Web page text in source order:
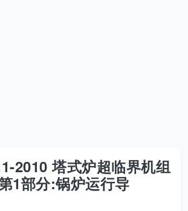
2010 塔式炉超临界机组
1部分:锅炉运行导